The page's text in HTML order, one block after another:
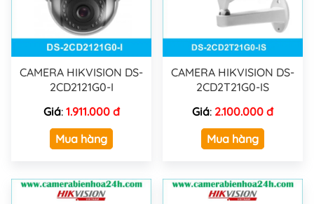
CAMERA HIKVISION DS-
2CD2121G0-I
Giá: 1.911.000 đ
Mua hàng
CAMERA HIKVISION DS-
2CD2T21G0-IS
Giá: 2.100.000 đ
Mua hàng